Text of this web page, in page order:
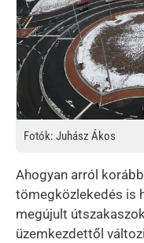
Fotók: Juhász Ákos
Ahogyan arról
tömegközlekedés is
megújult
üzemkezdettől